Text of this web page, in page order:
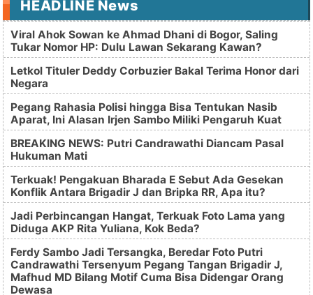
HEADLINE News
Viral Ahok Sowan ke Ahmad Dhani di Bogor, Saling
Tukar Nomor HP: Dulu Lawan Sekarang Kawan?
Letkol Tituler Deddy Corbuzier Bakal Terima Honor dari
Negara
Pegang Rahasia Polisi hingga Bisa Tentukan Nasib
Aparat, Ini Alasan Irjen Sambo Miliki Pengaruh Kuat
BREAKING NEWS: Putri Candrawathi Diancam Pasal
Hukuman Mati
Terkuak! Pengakuan Bharada E Sebut Ada Gesekan
Konflik Antara Brigadir J dan Bripka RR, Apa itu?
Jadi Perbincangan Hangat, Terkuak Foto Lama yang
Diduga AKP Rita Yuliana, Kok Beda?
Ferdy Sambo Jadi Tersangka, Beredar Foto Putri
Candrawathi Tersenyum Pegang Tangan Brigadir J,
Mafhud MD Bilang Motif Cuma Bisa Didengar Orang
Dewasa